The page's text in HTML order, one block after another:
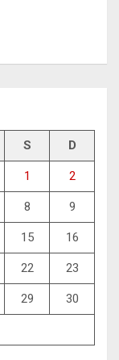
S D
1 2
8 9
15 16
22 23
29 30